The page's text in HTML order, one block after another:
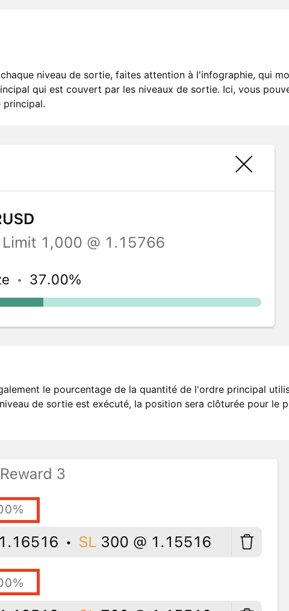
niveau de sortie, faites attention à l'infographie, qui
qui est couvert par les niveaux de sortie. Ici, vous
le pourcentage de la quantité de l'ordre principal
de sortie est exécuté, la position sera clôturée pour le